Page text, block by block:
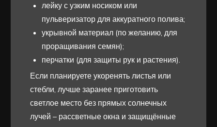
лейку с узким носиком или
пульверизатор для аккуратного полива;
укрывной материал (по желанию, для
проращивания семян);
перчатки (для защиты рук и растения).
Если планируете укоренять листья или
стебли, лучше заранее приготовить
светлое место без прямых солнечных
лучей – рассветные окна и защищённые